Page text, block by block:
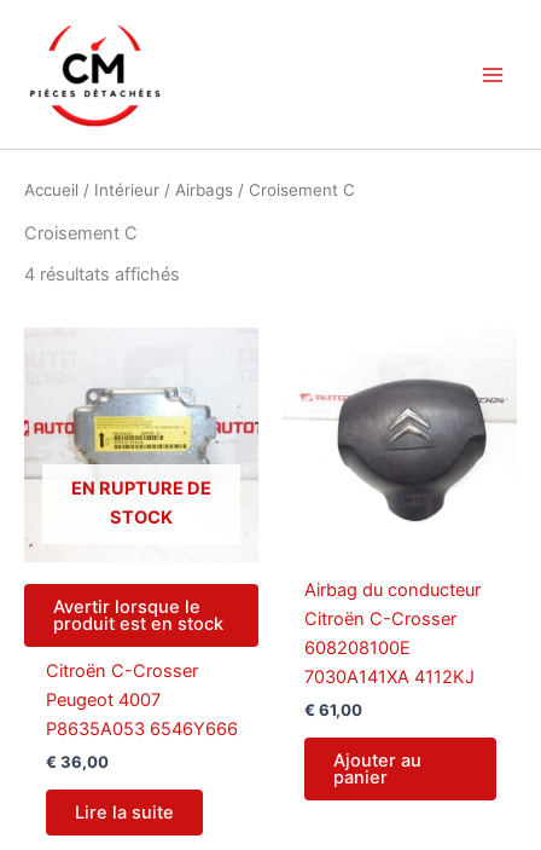
contenu
Accueil / Intérieur / Airbags / Croisement C
Croisement C
4 résultats affichés
EN RUPTURE DE
STOCK
Avertir lorsque le
produit est en stock
Citroën C-Crosser
Peugeot 4007
P8635A053 6546Y666
€ 36,00
Lire la suite
Airbag du conducteur
Citroën C-Crosser
608208100E
7030A141XA 4112KJ
€ 61,00
Ajouter au
panier